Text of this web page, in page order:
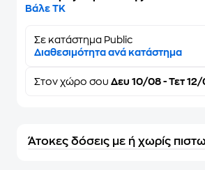
Βάλε ΤΚ
Σε κατάστημα Public
Διαθεσιμότητα ανά κατάστημα
Στον χώρο σου Δευ 10/08 - Τετ
Άτοκες δόσεις με ή χωρίς